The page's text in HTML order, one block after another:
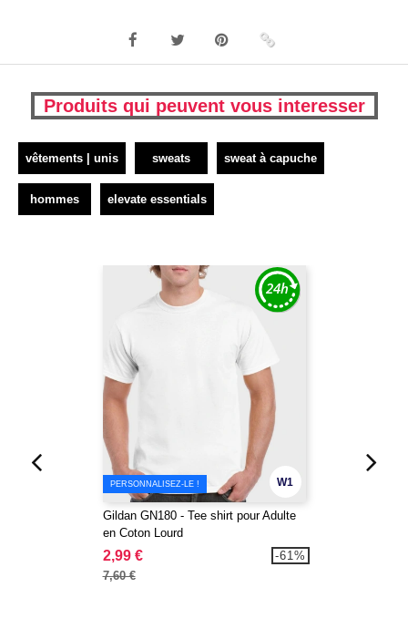
Produits qui peuvent vous interesser
vêtements | unis sweats sweat à capuche
hommes elevate essentials
W1
PERSONNALISEZ-LE !
Gildan GN180 - Tee shirt pour Adulte
en Coton Lourd
2,99 €
7,60 €
-61%